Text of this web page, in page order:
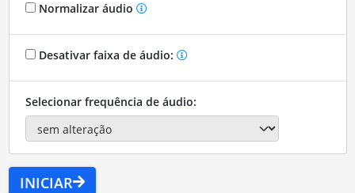
Normalizar áudio
Desativar faixa de áudio:
Selecionar frequência de áudio:
INICIAR